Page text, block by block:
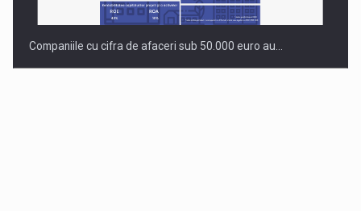
Companiile cu cifra de afaceri sub 50.000 euro au…